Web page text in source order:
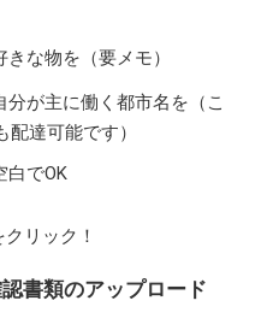
物を（要メモ）
働く都市名を（こ
達可能です）
でOK
リック！
書類のアップロード